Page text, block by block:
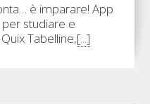
è imparare! App
studiare e
Tabelline,[...]